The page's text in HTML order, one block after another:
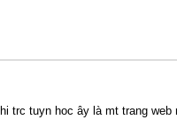
trc tuyn hoc ây là mt trang web